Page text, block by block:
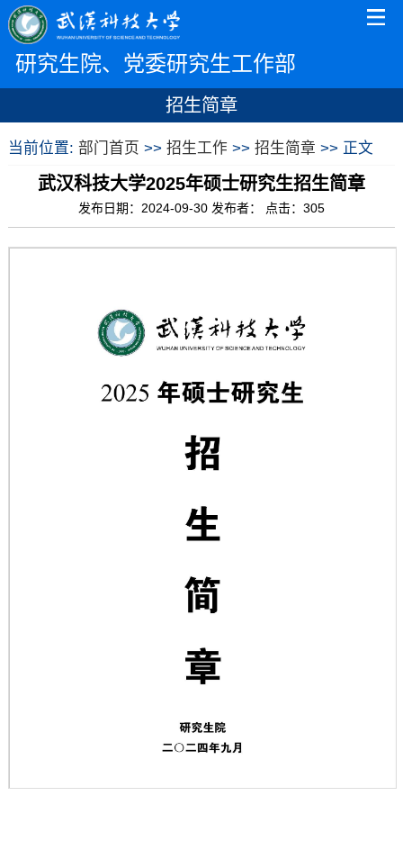
研究生院、党委研究生工作部
招生简章
当前位置: 部门首页 >> 招生工作 >> 招生简章 >> 正文
武汉科技大学2025年硕士研究生招生简章
发布日期：2024-09-30 发布者： 点击： 305